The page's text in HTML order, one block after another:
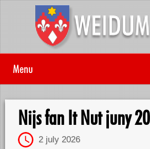
Menu
Nijs fan It Nut juny
2 july 2026